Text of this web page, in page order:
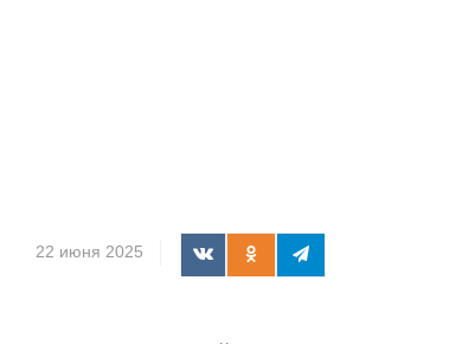
22 июня 2025